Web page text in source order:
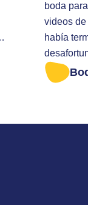
boda
videos
había
portátil. Entonces envié un mensaje